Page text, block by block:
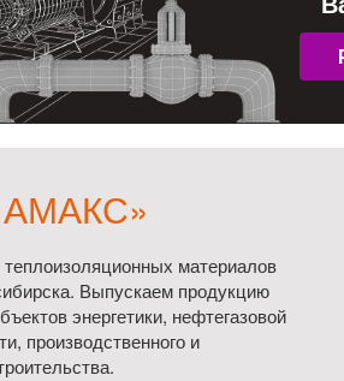
материалов
Выпускаем продукцию
энергетики, нефтегазовой
производственного и